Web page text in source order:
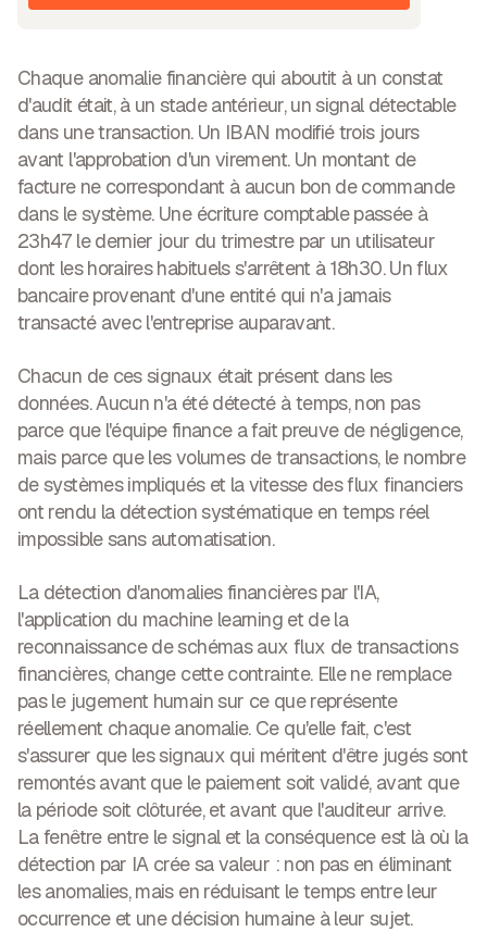
Chaque anomalie financière qui aboutit à un constat
d'audit était, à un stade antérieur, un signal détectable
dans une transaction. Un IBAN modifié trois jours
avant l'approbation d'un virement. Un montant de
facture ne correspondant à aucun bon de commande
dans le système. Une écriture comptable passée à
23h47 le dernier jour du trimestre par un utilisateur
dont les horaires habituels s'arrêtent à 18h30. Un flux
bancaire provenant d'une entité qui n'a jamais
transacté avec l'entreprise auparavant.
Chacun de ces signaux était présent dans les
données. Aucun n'a été détecté à temps, non pas
parce que l'équipe finance a fait preuve de négligence,
mais parce que les volumes de transactions, le nombre
de systèmes impliqués et la vitesse des flux financiers
ont rendu la détection systématique en temps réel
impossible sans automatisation.
La détection d'anomalies financières par l'IA,
l'application du machine learning et de la
reconnaissance de schémas aux flux de transactions
financières, change cette contrainte. Elle ne remplace
pas le jugement humain sur ce que représente
réellement chaque anomalie. Ce qu'elle fait, c'est
s'assurer que les signaux qui méritent d'être jugés sont
remontés avant que le paiement soit validé, avant que
la période soit clôturée, et avant que l'auditeur arrive.
La fenêtre entre le signal et la conséquence est là où la
détection par IA crée sa valeur : non pas en éliminant
les anomalies, mais en réduisant le temps entre leur
occurrence et une décision humaine à leur sujet.